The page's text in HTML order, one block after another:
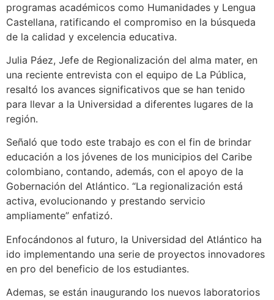
programas académicos como Humanidades y Lengua
Castellana, ratificando el compromiso en la búsqueda
de la calidad y excelencia educativa.
Julia Páez, Jefe de Regionalización del alma mater, en
una reciente entrevista con el equipo de La Pública,
resaltó los avances significativos que se han tenido
para llevar a la Universidad a diferentes lugares de la
región.
Señaló que todo este trabajo es con el fin de brindar
educación a los jóvenes de los municipios del Caribe
colombiano, contando, además, con el apoyo de la
Gobernación del Atlántico. “La regionalización está
activa, evolucionando y prestando servicio
ampliamente” enfatizó.
Enfocándonos al futuro, la Universidad del Atlántico ha
ido implementando una serie de proyectos innovadores
en pro del beneficio de los estudiantes.
Ademas, se están inaugurando los nuevos laboratorios